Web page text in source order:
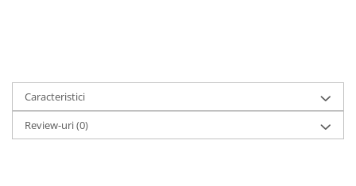
Caracteristici
Review-uri(0)